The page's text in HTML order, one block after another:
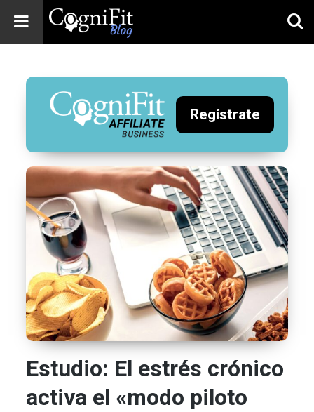
Blog: Brain
Health
News
Brain Training,
Mental Health, and
Wellness
Regístrate
Estudio: El estrés crónico
activa el «modo piloto